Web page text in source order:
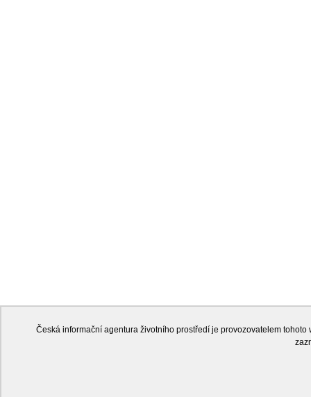
Česká informační agentura životního prostředí je provozovatelem